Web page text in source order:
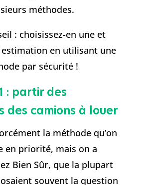
méthodes.
: choisissez-en une et
en utilisant une
par sécurité !
: partir des
des camions à louer
la méthode qu’on
en priorité, mais on a
Bien Sûr, que la plupart
souvent la question